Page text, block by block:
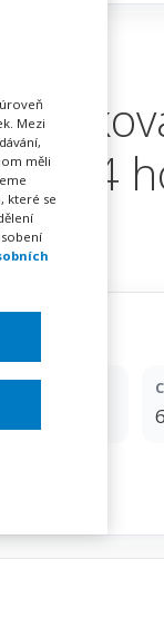
(4
Mezi
měli
které se